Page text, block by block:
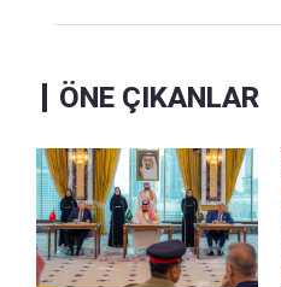
ÖNE ÇIKANLAR